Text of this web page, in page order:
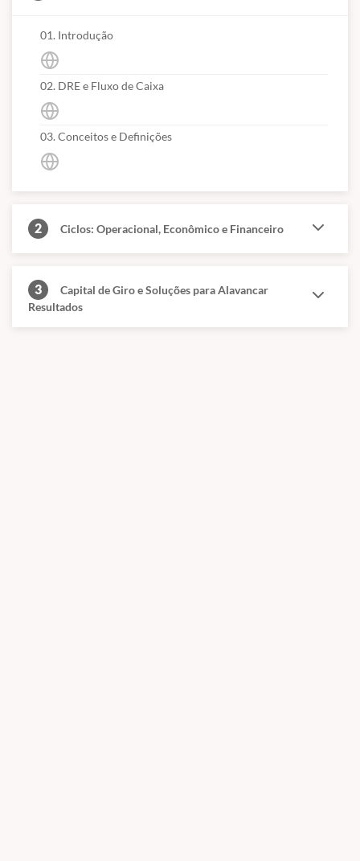
01. Introdução
02. DRE e Fluxo de Caixa
03. Conceitos e Definições
2 Ciclos: Operacional, Econômico e Financeiro
3
Capital de Giro e Soluções para Alavancar
Resultados